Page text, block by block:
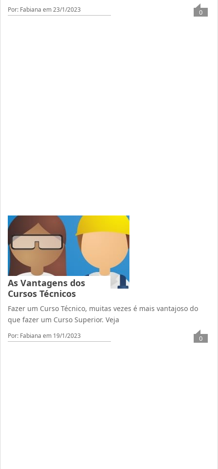
Por: Fabiana em 23/1/2023 0
As Vantagens dos
Cursos Técnicos
Fazer um Curso Técnico, muitas vezes é mais vantajoso do
que fazer um Curso Superior. Veja
Por: Fabiana em 19/1/2023 0